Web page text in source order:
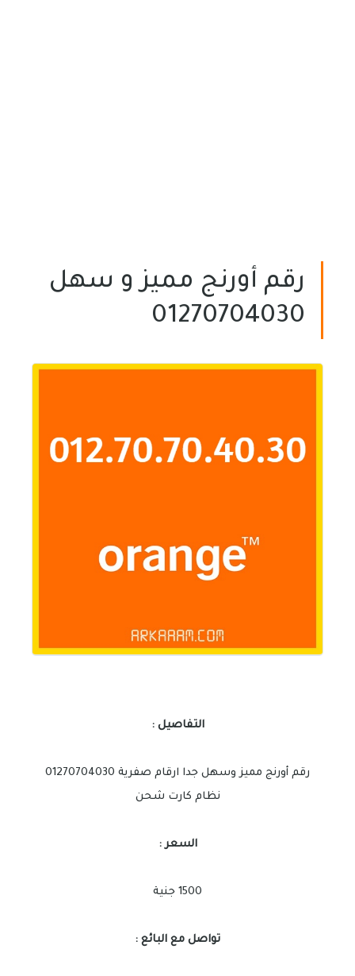
رقم أورنج مميز و سهل
01270704030
التفاصيل :
رقم أورنج مميز وسهل جدا ارقام صفرية 01270704030
نظام كارت شحن
السعر :
1500 جنية
تواصل مع البائع :